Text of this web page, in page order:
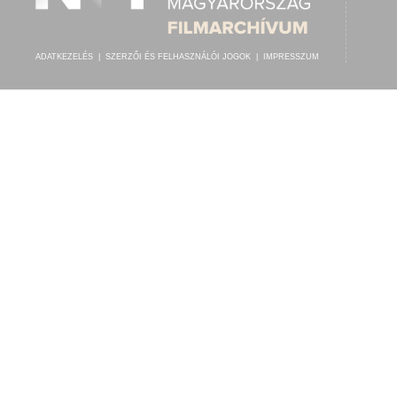
ADATKEZELÉS SZERZŐI ÉS FELHASZNÁLÓI JOGOK IMPRESSZUM